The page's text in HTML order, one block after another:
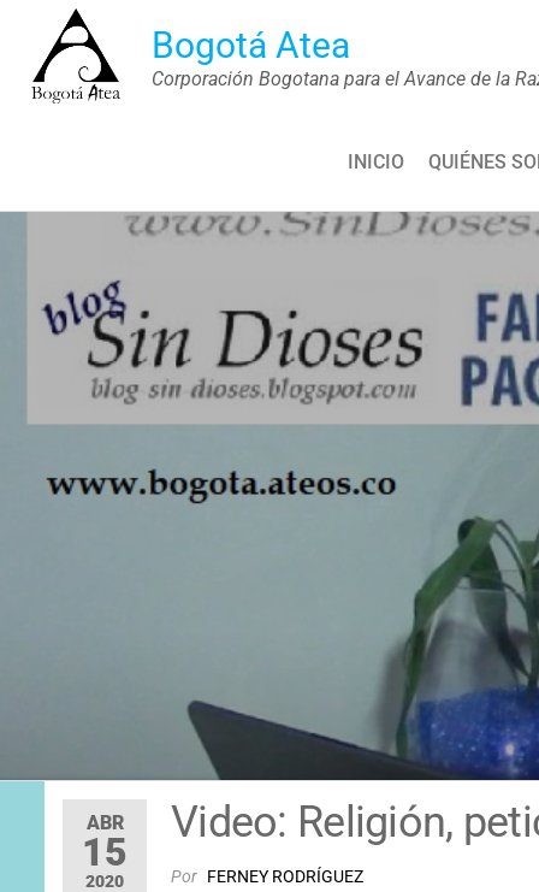
contenido
Bogotá Atea
Corporación Bogotana para el Avance de la
INICIO QUIÉNES
ABR
15
2020
Video: Religión,
Por FERNEY RODRÍGUEZ